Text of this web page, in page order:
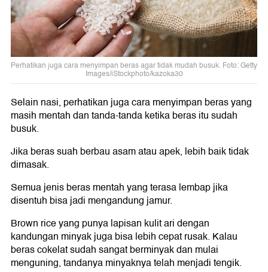
Perhatikan juga cara menyimpan beras agar tidak mudah busuk. Foto: Getty
Images/iStockphoto/kazoka30
Selain nasi, perhatikan juga cara menyimpan beras yang
masih mentah dan tanda-tanda ketika beras itu sudah
busuk.
Jika beras suah berbau asam atau apek, lebih baik tidak
dimasak.
Semua jenis beras mentah yang terasa lembap jika
disentuh bisa jadi mengandung jamur.
Brown rice yang punya lapisan kulit ari dengan
kandungan minyak juga bisa lebih cepat rusak. Kalau
beras cokelat sudah sangat berminyak dan mulai
menguning, tandanya minyaknya telah menjadi tengik.